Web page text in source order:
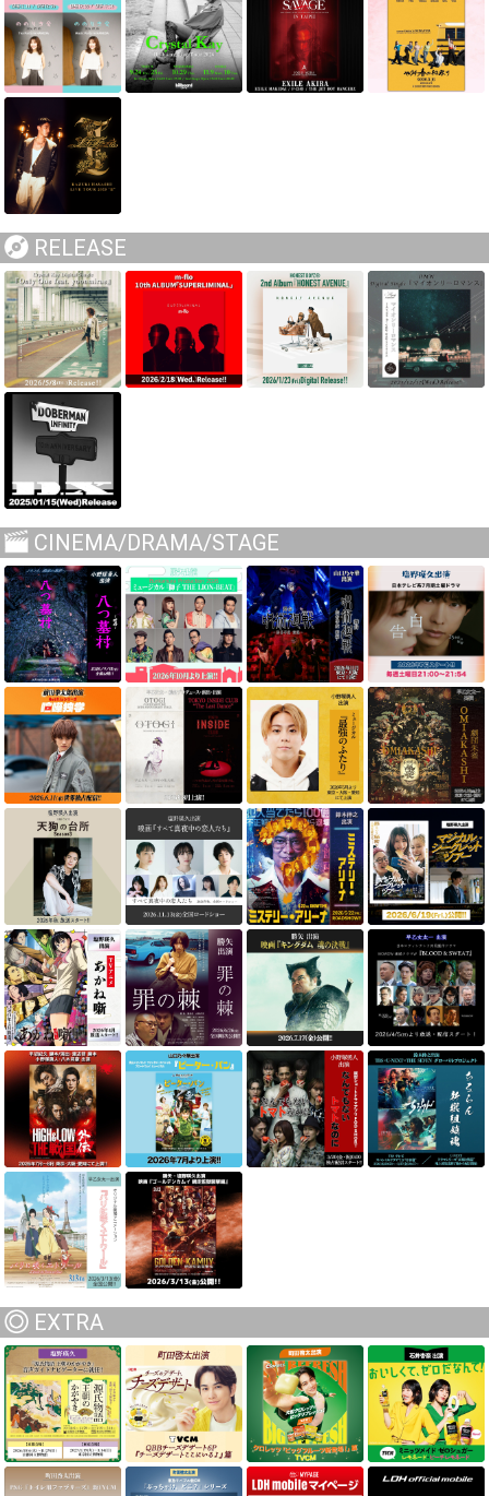
RELEASE
CINEMA/DRAMA/STAGE
EXTRA